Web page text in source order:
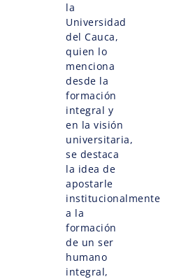
la
Universidad
del Cauca,
quien lo
menciona
desde la
formación
integral y
en la visión
universitaria,
se destaca
la idea de
apostarle
institucionalmente
a la
formación
de un ser
humano
integral,